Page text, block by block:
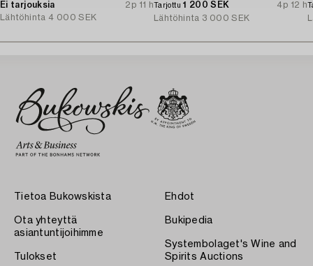
amethyst, Finland 1960s.
Ei tarjouksia
2p 11 h
Lähtöhinta 4 000 SEK
Tarjottu1 200 SEK
4p 12 h
Lähtöhinta 3 000 SEK
Tietoa Bukowskista
Ota yhteyttä
asiantuntijoihimme
Tulokset
Ehdot
Bukipedia
Systembolaget's Wine and
Spirits Auctions